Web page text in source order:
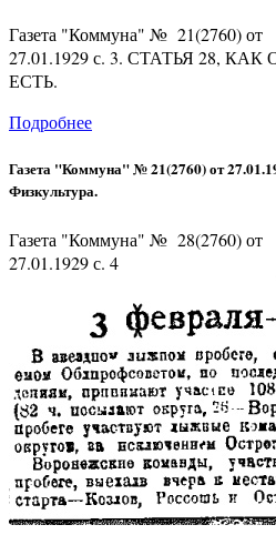
Газета "Коммуна" № 21(2760) от
27.01.1929 с. 3. СТАТЬЯ 28, КАК
ЕСТЬ.
Подробнее
Газета "Коммуна" № 21(2760) от
Физкультура.
Газета "Коммуна" № 28(2760) от
27.01.1929 с. 4